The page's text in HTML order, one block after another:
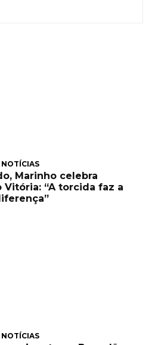
NOTÍCIAS
Marinho celebra
Vitória: “A torcida faz a
NOTÍCIAS